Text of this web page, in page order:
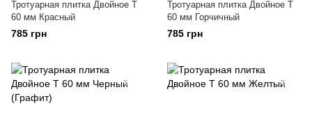
Тротуарная плитка Двойное Т
60 мм Красный
785 грн
Тротуарная плитка Двойное Т
60 мм Горчичный
785 грн